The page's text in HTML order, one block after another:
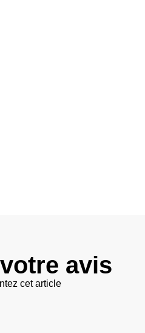
avis
cet article